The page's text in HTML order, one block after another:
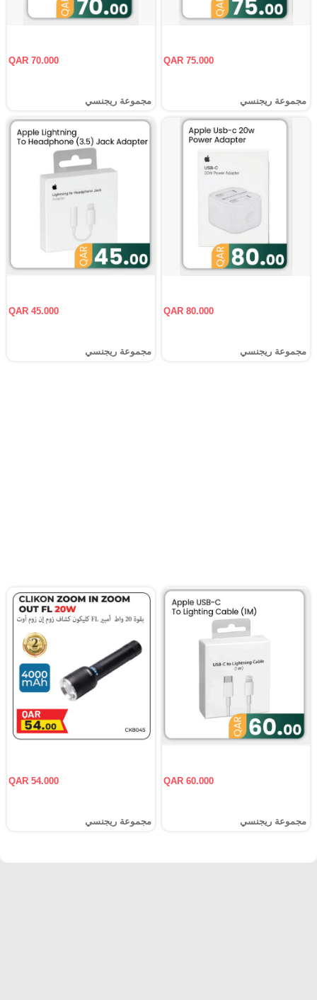
QAR 75.000
مجموعة ريجنسي
QAR 70.000
مجموعة ريجنسي
QAR 80.000
مجموعة ريجنسي
QAR 45.000
مجموعة ريجنسي
QAR 60.000
مجموعة ريجنسي
QAR 54.000
مجموعة ريجنسي